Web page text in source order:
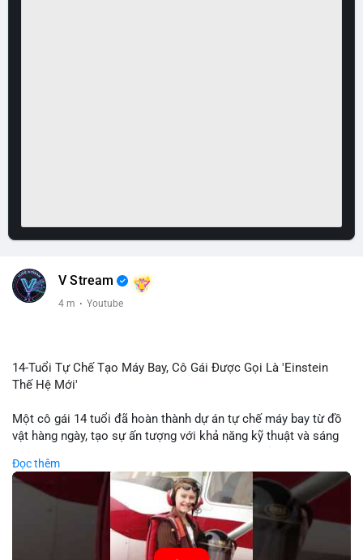
V Stream
4 m · Youtube
14-Tuổi Tự Chế Tạo Máy Bay, Cô Gái Được Gọi Là 'Einstein
Thế Hệ Mới'
Một cô gái 14 tuổi đã hoàn thành dự án tự chế máy bay từ đồ
vật hàng ngày, tạo sự ấn tượng với khả năng kỹ thuật và sáng
trình cô girl thiết kế, sản xuất và thử nghiệm máy bay, được
nhiều người so sánh với trí tuệ của Einstein. Thành tựu này
không chỉ thể hiện khả năng học tập nhanh chóng mà còn thể
hiện tiềm năng của thế hệ trẻ trong lĩnh vực công nghệ. Mặc dù
chưa liên quan trực tiếp đến tài chính hoặc crypto, sự phát
triển của công nghệ mới thường tạo cơ hội đầu tư hoặc ứng
Đọc thêm